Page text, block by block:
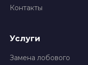
Контакты
Услуги
Замена лобового